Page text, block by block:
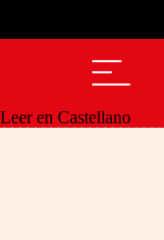
Leer en Castellano